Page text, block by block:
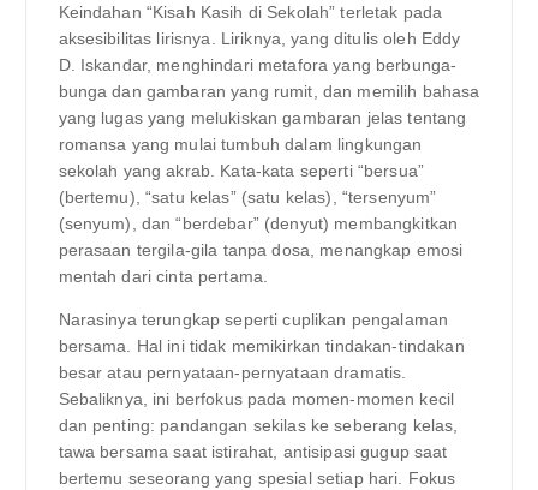
Keindahan “Kisah Kasih di Sekolah” terletak pada
aksesibilitas lirisnya. Liriknya, yang ditulis oleh Eddy
D. Iskandar, menghindari metafora yang berbunga-
bunga dan gambaran yang rumit, dan memilih bahasa
yang lugas yang melukiskan gambaran jelas tentang
romansa yang mulai tumbuh dalam lingkungan
sekolah yang akrab. Kata-kata seperti “bersua”
(bertemu), “satu kelas” (satu kelas), “tersenyum”
(senyum), dan “berdebar” (denyut) membangkitkan
perasaan tergila-gila tanpa dosa, menangkap emosi
mentah dari cinta pertama.
Narasinya terungkap seperti cuplikan pengalaman
bersama. Hal ini tidak memikirkan tindakan-tindakan
besar atau pernyataan-pernyataan dramatis.
Sebaliknya, ini berfokus pada momen-momen kecil
dan penting: pandangan sekilas ke seberang kelas,
tawa bersama saat istirahat, antisipasi gugup saat
bertemu seseorang yang spesial setiap hari. Fokus